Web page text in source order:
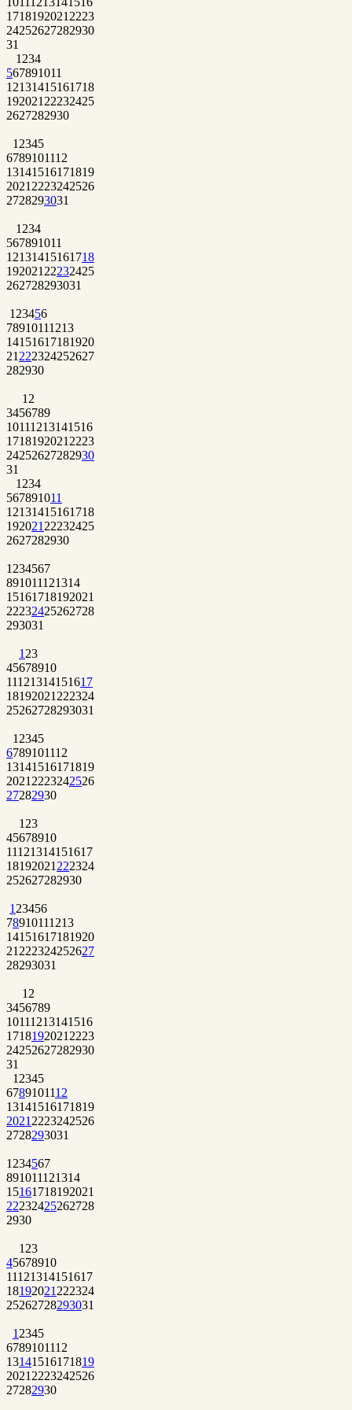
1718192021 2223
24252627282930
31
1 234
567891011
12131415161718
192021 22232425
2627282930
1 2345
6789101112
13141516171819
2021 2223242526
2728293031
1 234
567891011
12131415161718
192021 22232425
262728293031
1 23456
78910111213
14151617181920
21 222324252627
282930
1 2
3456789
10111213141516
1718192021 2223
24252627282930
31
1 234
567891011
12131415161718
192021 22232425
2627282930
1 234567
891011121314
15161718192021
22232425262728
293031
1 23
45678910
11121314151617
18192021 222324
25262728293031
1 2345
6789101112
13141516171819
2021 2223242526
27282930
1 23
45678910
11121314151617
18192021 222324
252627282930
1 23456
78910111213
14151617181920
21 222324252627
28293031
1 2
3456789
10111213141516
1718192021 2223
24252627282930
31
1 2345
6789101112
13141516171819
2021 2223242526
2728293031
1 234567
891011121314
15161718192021
22232425262728
2930
1 23
45678910
11121314151617
18192021 222324
25262728293031
1 2345
6789101112
13141516171819
2021 2223242526
27282930